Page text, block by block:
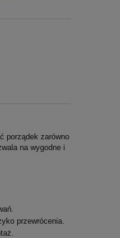
porządek zarówno
na wygodne i
przewrócenia.